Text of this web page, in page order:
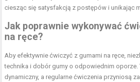
ciesząc się satysfakcją z postępów i unikając
Jak poprawnie wykonywać
na ręce?
Aby efektywnie ćwiczyć z gumami na ręce,
technika i dobór gumy o odpowiednim oporze.
dynamiczny, a regularne ćwiczenia przyniosą